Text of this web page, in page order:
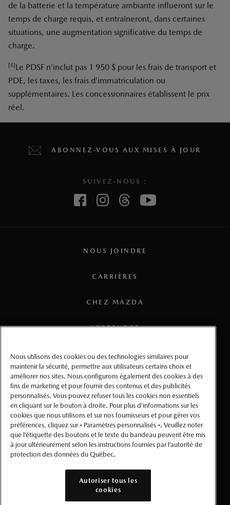
de la batterie et la température ambiante influeront sur le
temps de charge requis, et entraîneront, dans certaines
situations, une augmentation significative du temps de
charge.
[5]Le PDSF n’inclut pas 1 950 $ pour les frais de transport et
PDE, les taxes, les frais d’immatriculation ou
supplémentaires. Les concessionnaires établissent le prix
réel.
ABONNEZ-VOUS AUX MISES À JOUR
SUIVEZ-NOUS :
NOUS JOINDRE
CARRIÈRES
CHEZ MAZDA
APPRENDRE
MÉDIAS
CONDITIONS D’UTILISATION
CONFIDENTIALITÉ
ACCESSIBILITÉ
PARAMÈTRES PERSONNALISÉS
©Mazda Canada 2026
Nous utilisons des cookies ou des technologies similaires pour
maintenir la sécurité, permettre aux utilisateurs certains choix et
améliorer nos sites. Nous configurons également des cookies à des
fins de marketing et pour fournir des contenus et des publicités
personnalisés. Vous pouvez refuser tous les cookies non essentiels
en cliquant sur le bouton à droite. Pour plus d’informations sur les
cookies que nous utilisons et sur nos fournisseurs et pour gérer vos
préférences, cliquez sur « Paramètres personnalisés ». Veuillez noter
que l’étiquette des boutons et le texte du bandeau peuvent être mis
à jour ultérieurement selon les instructions fournies par l’autorité de
protection des données du Québec.
Autoriser tous les
cookies